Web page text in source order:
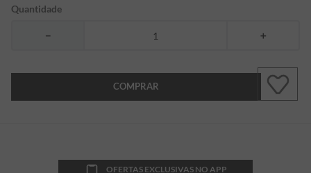
Quantidade
＋
－
COMPRAR
OFERTAS EXCLUSIVAS NO APP